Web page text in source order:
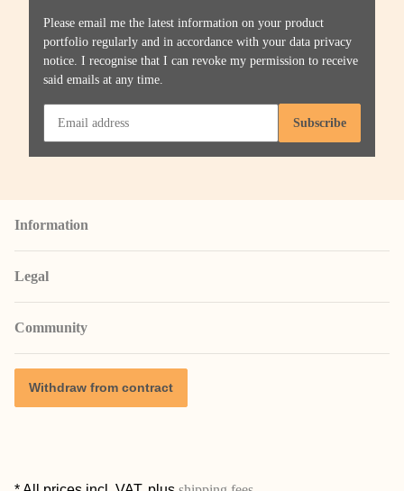
Please email me the latest information on your product
portfolio regularly and in accordance with your data privacy
notice. I recognise that I can revoke my permission to receive
said emails at any time.
Subscribe
Information
Legal
Community
Withdraw from contract